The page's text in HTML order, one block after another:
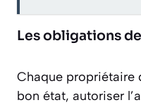
Les obligations
Chaque propriétaire
bon état, autoriser